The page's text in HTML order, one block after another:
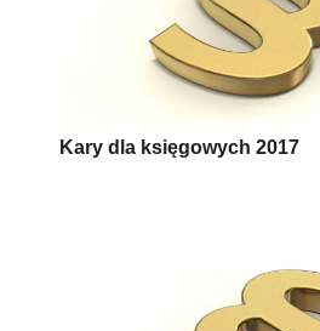
Kary dla księgowych 2017